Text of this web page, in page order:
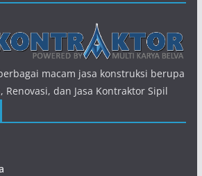
macam jasa konstruksi berupa
Renovasi, dan Jasa Kontraktor Sipil